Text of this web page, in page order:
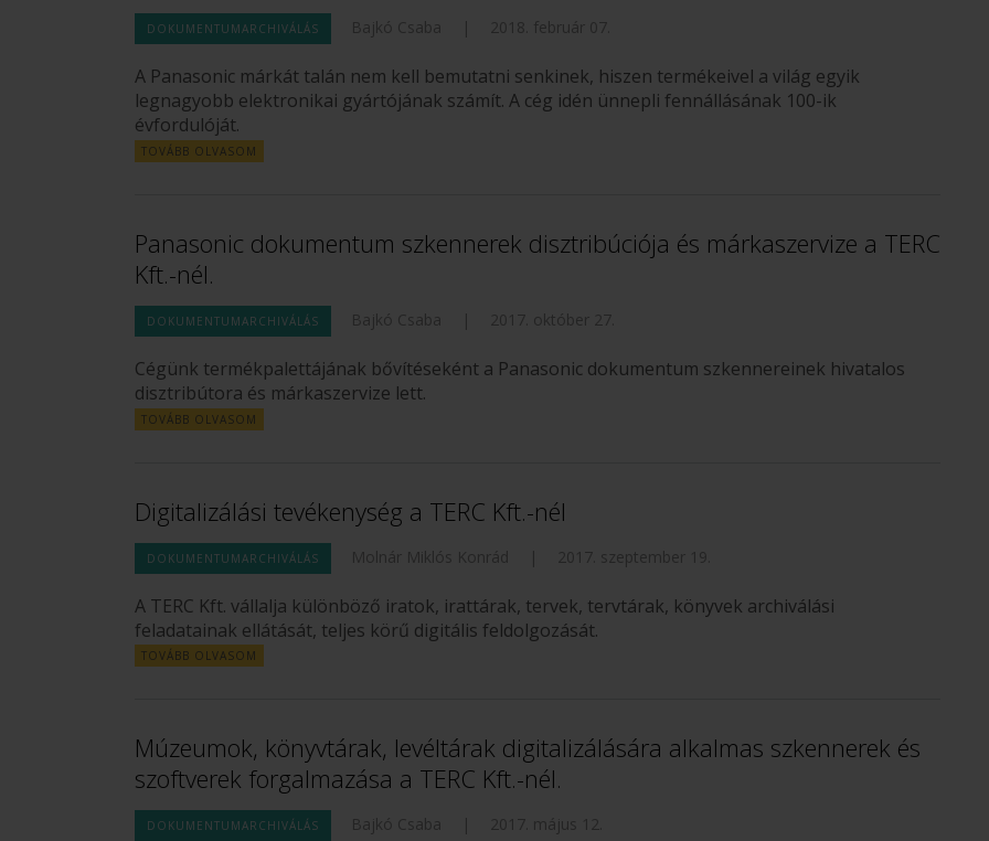
DOKUMENTUMARCHIVÁLÁS Bajkó Csaba | 2018. február 07.
A Panasonic márkát talán nem kell bemutatni senkinek, hiszen termékeivel a világ egyik
legnagyobb elektronikai gyártójának számít. A cég idén ünnepli fennállásának 100-ik
évfordulóját.
TOVÁBB OLVASOM
Panasonic dokumentum szkennerek disztribúciója és márkaszervize a TERC
Kft.-nél.
DOKUMENTUMARCHIVÁLÁS Bajkó Csaba | 2017. október 27.
Cégünk termékpalettájának bővítéseként a Panasonic dokumentum szkennereinek hivatalos
disztribútora és márkaszervize lett.
TOVÁBB OLVASOM
Digitalizálási tevékenység a TERC Kft.-nél
DOKUMENTUMARCHIVÁLÁS Molnár Miklós Konrád | 2017. szeptember 19.
A TERC Kft. vállalja különböző iratok, irattárak, tervek, tervtárak, könyvek archiválási
feladatainak ellátását, teljes körű digitális feldolgozását.
TOVÁBB OLVASOM
Múzeumok, könyvtárak, levéltárak digitalizálására alkalmas szkennerek és
szoftverek forgalmazása a TERC Kft.-nél.
DOKUMENTUMARCHIVÁLÁS Bajkó Csaba | 2017. május 12.